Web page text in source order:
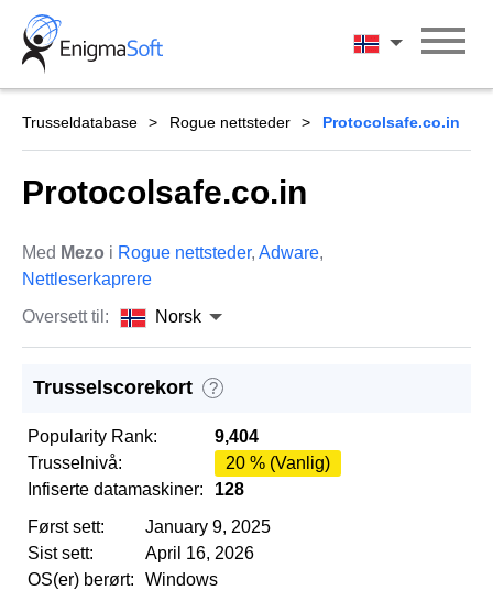
Skip
content
Norsk
Trusseldatabase Rogue nettsteder Protocolsafe.co.in
Protocolsafe.co.in
Med Mezo i Rogue nettsteder, Adware,
Nettleserkaprere
Oversett til:
Norsk
Trusselscorekort ?
Popularity Rank:
9,404
Trusselnivå:
20 % (Vanlig)
Infiserte datamaskiner:
128
Først sett:
January 9, 2025
Sist sett:
April 16, 2026
OS(er) berørt:
Windows